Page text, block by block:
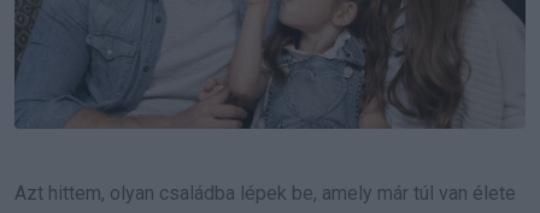
Azt hittem, olyan családba lépek be, amely már túl van élete